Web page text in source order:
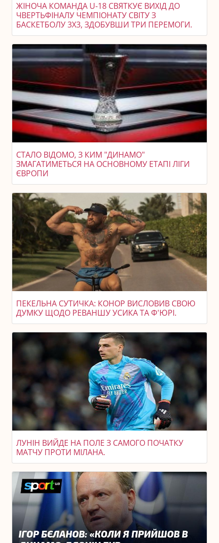
ЖІНОЧА КОМАНДА U-18 СВЯТКУЄ ВИХІД ДО
ЧВЕРТЬФІНАЛУ ЧЕМПІОНАТУ СВІТУ З
БАСКЕТБОЛУ 3X3, ЗДОБУВШИ ТРИ ПЕРЕМОГИ.
СТАЛО ВІДОМО, З КИМ "ДИНАМО"
ЗМАГАТИМЕТЬСЯ НА ОСНОВНОМУ ЕТАПІ ЛІГИ
ЄВРОПИ
ПЕКЕЛЬНА СУТИЧКА: КОНОР ВИСЛОВИВ СВОЮ
ДУМКУ ЩОДО РЕВАНШУ УСИКА ТА Ф'ЮРІ.
ЛУНІН ВИЙДЕ НА ПОЛЕ З САМОГО ПОЧАТКУ
МАТЧУ ПРОТИ МІЛАНА.